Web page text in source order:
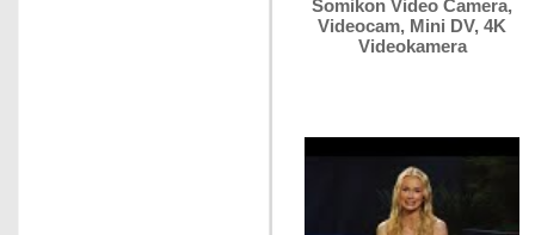
Somikon Video Camera,
Videocam, Mini DV, 4K
Videokamera